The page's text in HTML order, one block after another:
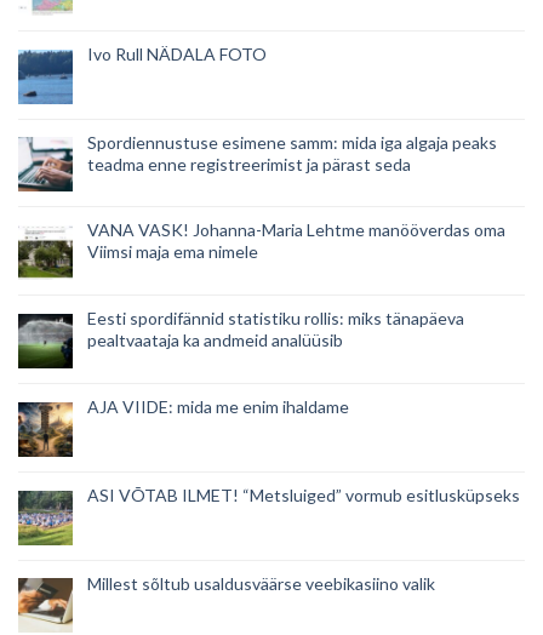
Ivo Rull NÄDALA FOTO
Spordiennustuse esimene samm: mida iga algaja peaks
teadma enne registreerimist ja pärast seda
VANA VASK! Johanna-Maria Lehtme manööverdas oma
Viimsi maja ema nimele
Eesti spordifännid statistiku rollis: miks tänapäeva
pealtvaataja ka andmeid analüüsib
AJA VIIDE: mida me enim ihaldame
ASI VÕTAB ILMET! “Metsluiged” vormub esitlusküpseks
Millest sõltub usaldusväärse veebikasiino valik